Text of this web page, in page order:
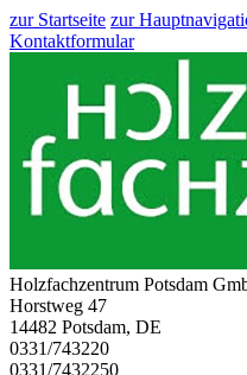
zur Startseite zur
Kontaktformular
Holzfachzentrum Potsdam
Horstweg 47
14482 Potsdam, DE
0331/743220
0331/7432250